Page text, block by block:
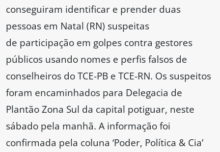
conseguiram identificar e prender duas
pessoas em Natal (RN) suspeitas
de participação em golpes contra gestores
públicos usando nomes e perfis falsos de
conselheiros do TCE-PB e TCE-RN. Os suspeitos
foram encaminhados para Delegacia de
Plantão Zona Sul da capital potiguar, neste
sábado pela manhã. A informação foi
confirmada pela coluna ‘Poder, Política & Cia’